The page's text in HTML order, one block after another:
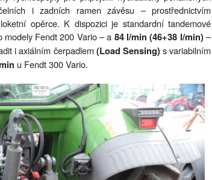
i zadních ramen závěsu – prostřednictvím
opěrce. K dispozici je standardní tandemové
Fendt 200 Vario – a 84 l/min (46+38 l/min)–
i axiálním čerpadlem(Load Sensing)s variabilním
u Fendt 300 Vario.